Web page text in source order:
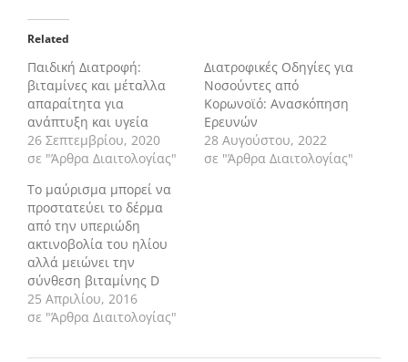
Related
Παιδική Διατροφή:
βιταμίνες και μέταλλα
απαραίτητα για
ανάπτυξη και υγεία
26 Σεπτεμβρίου, 2020
σε "Άρθρα Διαιτολογίας"
Διατροφικές Οδηγίες για
Νοσούντες από
Κορωνοϊό: Ανασκόπηση
Ερευνών
28 Αυγούστου, 2022
σε "Άρθρα Διαιτολογίας"
Το μαύρισμα μπορεί να
προστατεύει το δέρμα
από την υπεριώδη
ακτινοβολία του ηλίου
αλλά μειώνει την
σύνθεση βιταμίνης D
25 Απριλίου, 2016
σε "Άρθρα Διαιτολογίας"